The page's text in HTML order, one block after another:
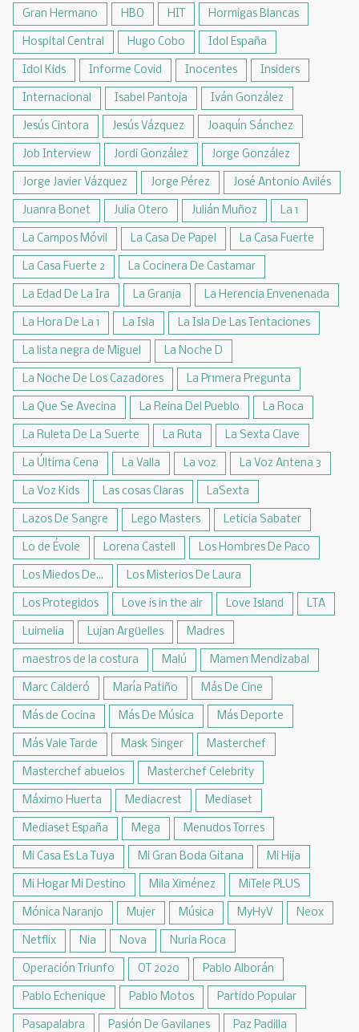
Gran Hermano HBO HIT Hormigas Blancas
Hospital Central Hugo Cobo Idol España
Idol Kids Informe Covid Inocentes Insiders
Internacional Isabel Pantoja Iván González
Jesús Cintora Jesús Vázquez Joaquín Sánchez
Job Interview Jordi González Jorge González
Jorge Javier Vázquez Jorge Pérez José Antonio Avilés
Juanra Bonet Julia Otero Julián Muñoz La 1
La Campos Móvil La Casa De Papel La Casa Fuerte
La Casa Fuerte 2 La Cocinera De Castamar
La Edad De La Ira La Granja La Herencia Envenenada
La Hora De La 1 La Isla La Isla De Las Tentaciones
La lista negra de Miguel La Noche D
La Noche De Los Cazadores La Pr1mera Pregunta
La Que Se Avecina La Reina Del Pueblo La Roca
La Ruleta De La Suerte La Ruta La Sexta Clave
La Última Cena La Valla La voz La Voz Antena 3
La Voz Kids Las cosas Claras LaSexta
Lazos De Sangre Lego Masters Leticia Sabater
Lo de Évole Lorena Castell Los Hombres De Paco
Los Miedos De... Los Misterios De Laura
Los Protegidos Love is in the air Love Island LTA
Luimelia Lujan Argüelles Madres
maestros de la costura Malú Mamen Mendizabal
Marc Calderó María Patiño Más De Cine
Más de Cocina Más De Música Más Deporte
Más Vale Tarde Mask Singer Masterchef
Masterchef abuelos Masterchef Celebrity
Máximo Huerta Mediacrest Mediaset
Mediaset España Mega Menudos Torres
Mi Casa Es La Tuya Mi Gran Boda Gitana Mi Hija
Mi Hogar Mi Destino Mila Ximénez MiTele PLUS
Mónica Naranjo Mujer Música MyHyV Neox
Netflix Nia Nova Nuria Roca
Operación Triunfo OT 2020 Pablo Alborán
Pablo Echenique Pablo Motos Partido Popular
Pasapalabra Pasión De Gavilanes Paz Padilla